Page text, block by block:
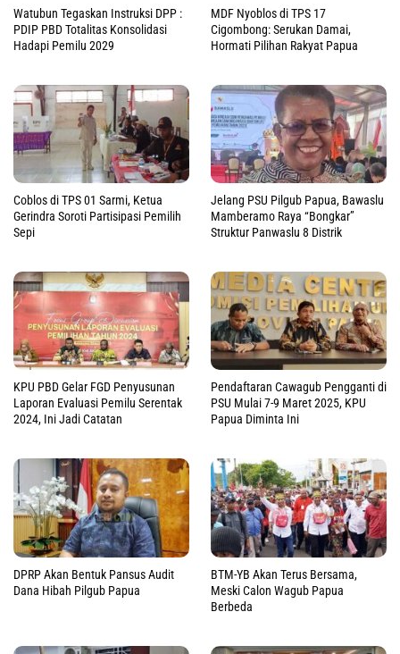
Watubun Tegaskan Instruksi DPP :
PDIP PBD Totalitas Konsolidasi
Hadapi Pemilu 2029
MDF Nyoblos di TPS 17
Cigombong: Serukan Damai,
Hormati Pilihan Rakyat Papua
Coblos di TPS 01 Sarmi, Ketua
Gerindra Soroti Partisipasi Pemilih
Sepi
Jelang PSU Pilgub Papua, Bawaslu
Mamberamo Raya “Bongkar”
Struktur Panwaslu 8 Distrik
KPU PBD Gelar FGD Penyusunan
Laporan Evaluasi Pemilu Serentak
2024, Ini Jadi Catatan
Pendaftaran Cawagub Pengganti di
PSU Mulai 7-9 Maret 2025, KPU
Papua Diminta Ini
DPRP Akan Bentuk Pansus Audit
Dana Hibah Pilgub Papua
BTM-YB Akan Terus Bersama,
Meski Calon Wagub Papua
Berbeda